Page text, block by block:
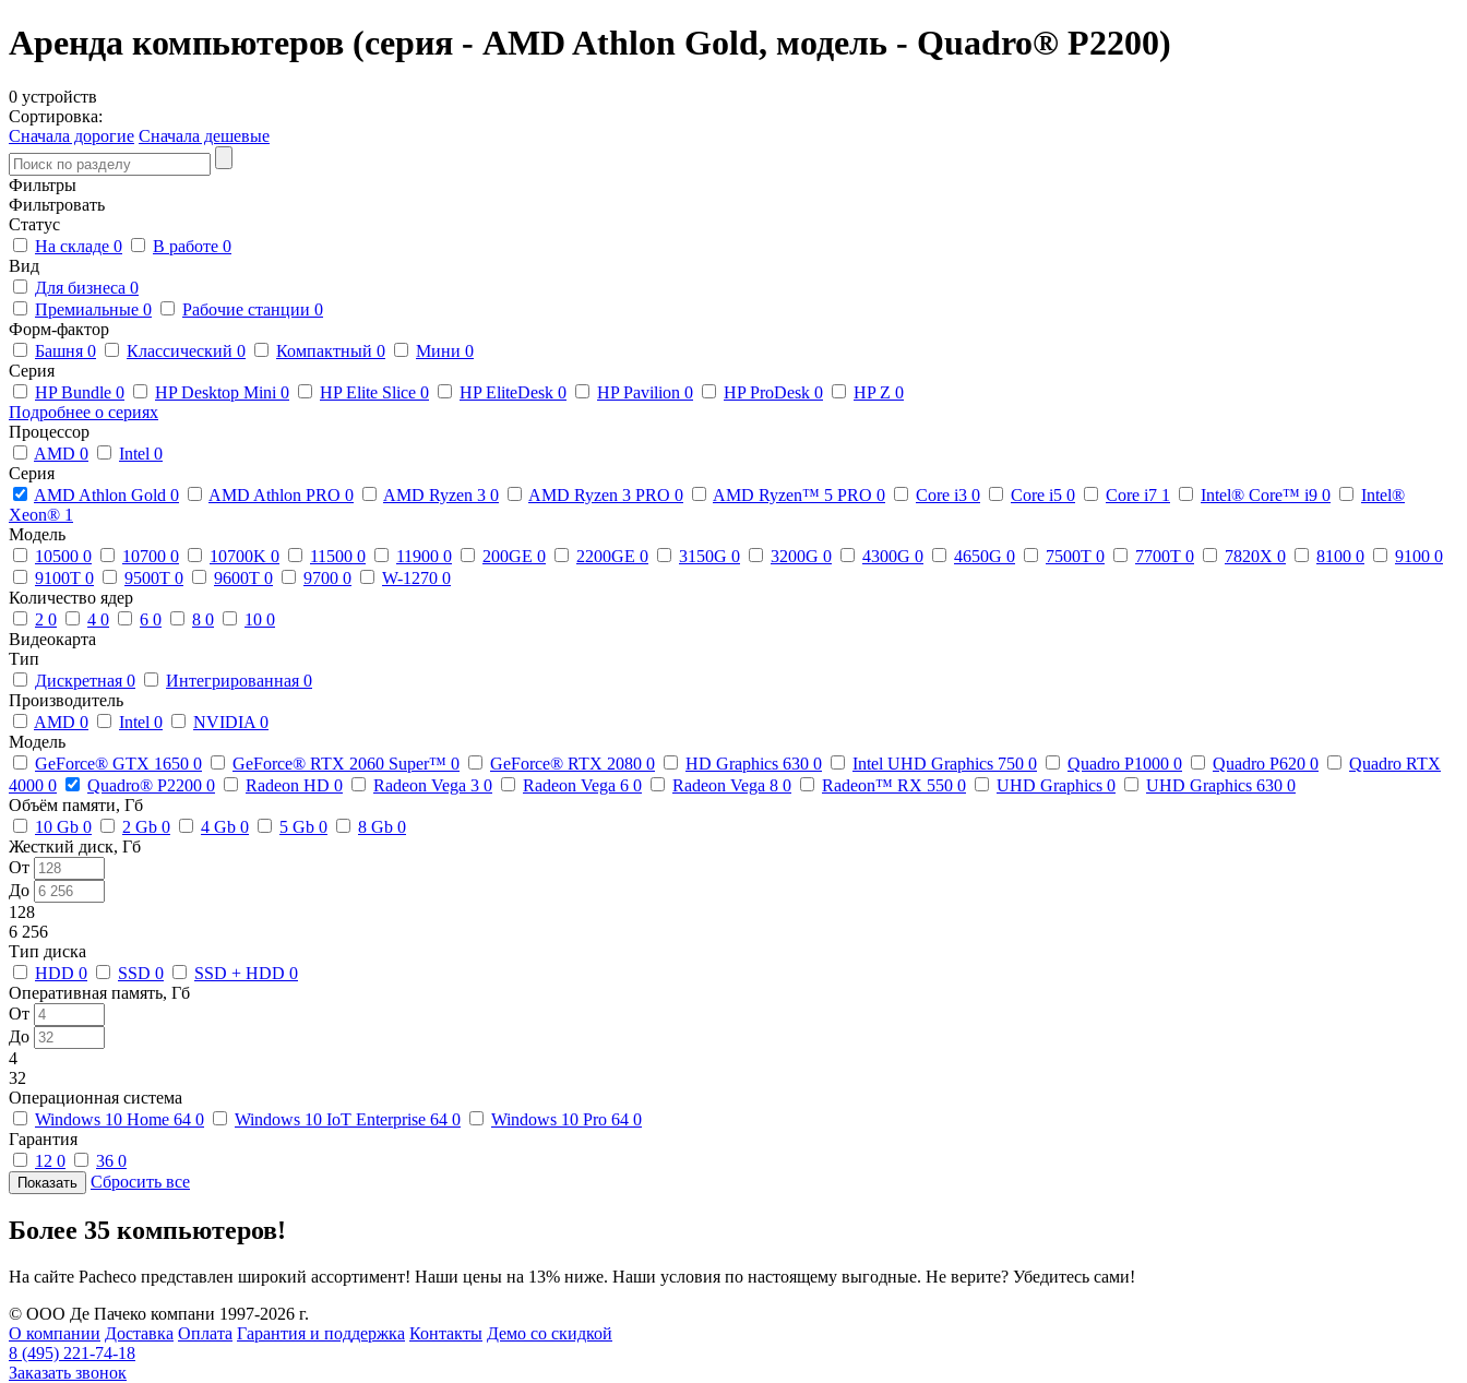
Аренда компьютеров (серия - AMD Athlon Gold, модель - Quadro® P2200)
0 устройств
Сортировка:
Сначала дорогие Сначала дешевые
Фильтры
Фильтровать
Статус
На складе 0 В работе 0
Вид
Для бизнеса 0
Премиальные 0 Рабочие станции 0
Форм-фактор
Башня 0 Классический 0 Компактный 0 Мини 0
Серия
HP Bundle 0 HP Desktop Mini 0 HP Elite Slice 0 HP EliteDesk 0 HP Pavilion 0 HP ProDesk 0 HP Z 0
Подробнее о сериях
Процессор
AMD 0 Intel 0
Серия
AMD Athlon Gold 0 AMD Athlon PRO 0 AMD Ryzen 3 0 AMD Ryzen 3 PRO 0 AMD Ryzen™ 5 PRO 0 Core i3 0 Core i5 0 Core i7 1 Intel® Core™ i9 0
Intel®
Xeon® 1
Модель
10500 0 10700 0 10700K 0 11500 0 11900 0 200GE 0 2200GE 0 3150G 0 3200G 0 4300G 0 4650G 0 7500T 0 7700T 0 7820X 0 8100 0 9100 0
9100T 0 9500T 0 9600T 0 9700 0 W-1270 0
Количество ядер
2 0 4 0 6 0 8 0 10 0
Видеокарта
Тип
Дискретная 0 Интегрированная 0
Производитель
AMD 0 Intel 0 NVIDIA 0
Модель
GeForce® GTX 1650 0 GeForce® RTX 2060 Super™ 0 GeForce® RTX 2080 0 HD Graphics 630 0 Intel UHD Graphics 750 0 Quadro P1000 0 Quadro P620 0
Quadro RTX
4000 0 Quadro® P2200 0 Radeon HD 0 Radeon Vega 3 0 Radeon Vega 6 0 Radeon Vega 8 0 Radeon™ RX 550 0 UHD Graphics 0 UHD Graphics 630 0
Объём памяти, Гб
10 Gb 0 2 Gb 0 4 Gb 0 5 Gb 0 8 Gb 0
Жесткий диск, Гб
От
До
128
6 256
Тип диска
HDD 0 SSD 0 SSD + HDD 0
Оперативная память, Гб
От
До
4
32
Операционная система
Windows 10 Home 64 0 Windows 10 IoT Enterprise 64 0 Windows 10 Pro 64 0
Гарантия
12 0 36 0
Сбросить все
Более 35 компьютеров!
На сайте Pacheco представлен широкий ассортимент! Наши цены на 13% ниже. Наши условия по настоящему выгодные. Не верите? Убедитесь сами!
© ООО Де Пачеко компани 1997-2026 г.
О компании Доставка Оплата Гарантия и поддержка Контакты Демо со скидкой
8 (495) 221-74-18
Заказать звонок